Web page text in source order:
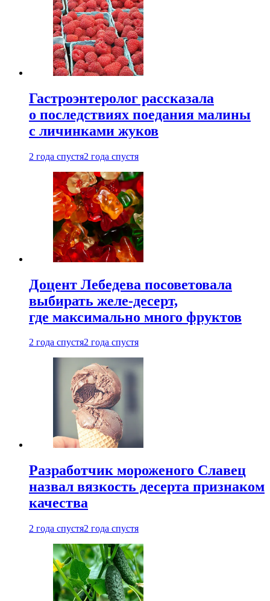
Гастроэнтеролог рассказала
о последствиях поедания малины
с личинками жуков
2 года спустя2 года спустя
Доцент Лебедева посоветовала
выбирать желе-десерт,
где максимально много фруктов
2 года спустя2 года спустя
Разработчик мороженого Славец
назвал вязкость десерта признаком
качества
2 года спустя2 года спустя